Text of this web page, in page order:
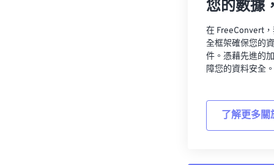
您的數據
在 FreeConvert
全框架確保您的
件。憑藉先進的
障您的資料安全。
了解更多